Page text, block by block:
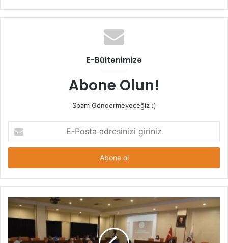
E-Bültenimize
Abone Olun!
Spam Göndermeyeceğiz :)
Posta
adresinizi